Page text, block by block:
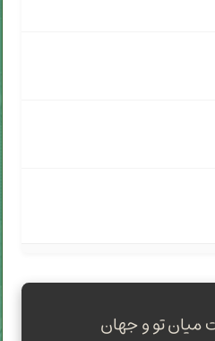
میان تو و جهان